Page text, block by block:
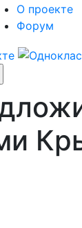
О проекте
Форум